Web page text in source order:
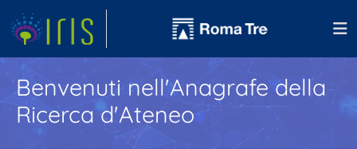
Benvenuti nell'Anagrafe della
Ricerca d'Ateneo